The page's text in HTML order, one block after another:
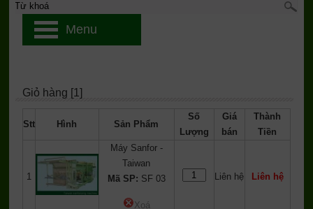
Giỏ hàng [1]
Stt Hình Sản Phẩm
Số
Lượng
Giá
bán
Thành
Tiền
1
Máy Sanfor -
Taiwan
Mã SP: SF 03
Xoá
Liên hệ Liên hệ
Menu